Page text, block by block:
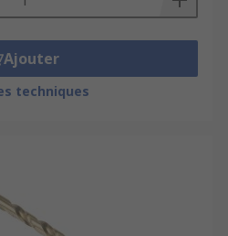
Ajouter
techniques